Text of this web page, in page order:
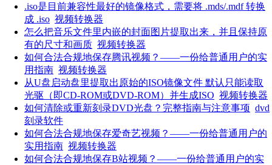
.iso是目前兼容性最好的镜像格式，需要将 .mds/.mdf 转换
成 .iso 视频转换器
怎么把音乐文件里内嵌的封面图片提取出来，并且保持原
有的尺寸和画质 视频转换器
如何合法合规地保存腾讯视频？——一份给普通用户的实
用指南 视频转换器
从U盘启动盘里提取出原始的ISO镜像文件 默认只能读取
光驱（即CD-ROM或DVD-ROM）并生成ISO 视频转换器
如何清除或重新刻录DVD光盘？完整指南与注意事项 dvd
刻录软件
如何合法合规地保存爱奇艺视频？——一份给普通用户的
实用指南 视频转换器
如何合法合规地保存B站视频？——一份给普通用户的实